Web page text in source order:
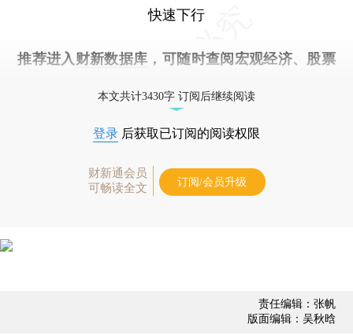
快速下行
推荐进入 财新数据库 ，可随时查阅宏观经济、股票
本文共计3430字 订阅后继续阅读
登录 后获取已订阅的阅读权限
财新通会员
可畅读全文
订阅/会员升级
责任编辑：张帆
版面编辑：吴秋晗